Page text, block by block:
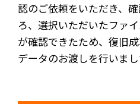
認のご依頼をいただき、
ろ、選択いただいたファ
が確認できたため、復旧
データのお渡しを行いまし